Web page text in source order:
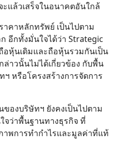
ะแล้วเสร็จในอนาคตอันใกล้
าคาหลักทรัพย์ เป็นไปตาม
อีกทั้งมั่นใจได้ว่า Strategic
อหุ้นเดิมและถือหุ้นรวมกันเป็น
าวนั้นไม่ได้เกี่ยวข้อง กับพื้น
หรือโครงสร้างการจัดการ
ของบริษัทฯ ยังคงเป็นไปตาม
จว่าพื้นฐานทางธุรกิจ ที่
าพการทำกำไรและมูลค่าที่แท้